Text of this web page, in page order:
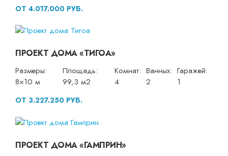
ОТ 4.017.000 РУБ.
ПРОЕКТ ДОМА «ТИГОА»
Размеры:
8×10 м
Площадь:
99,3 м2
Комнат:
4
Ванных:
2
Гаражей:
1
ОТ 3.227.250 РУБ.
ПРОЕКТ ДОМА «ГАМПРИН»